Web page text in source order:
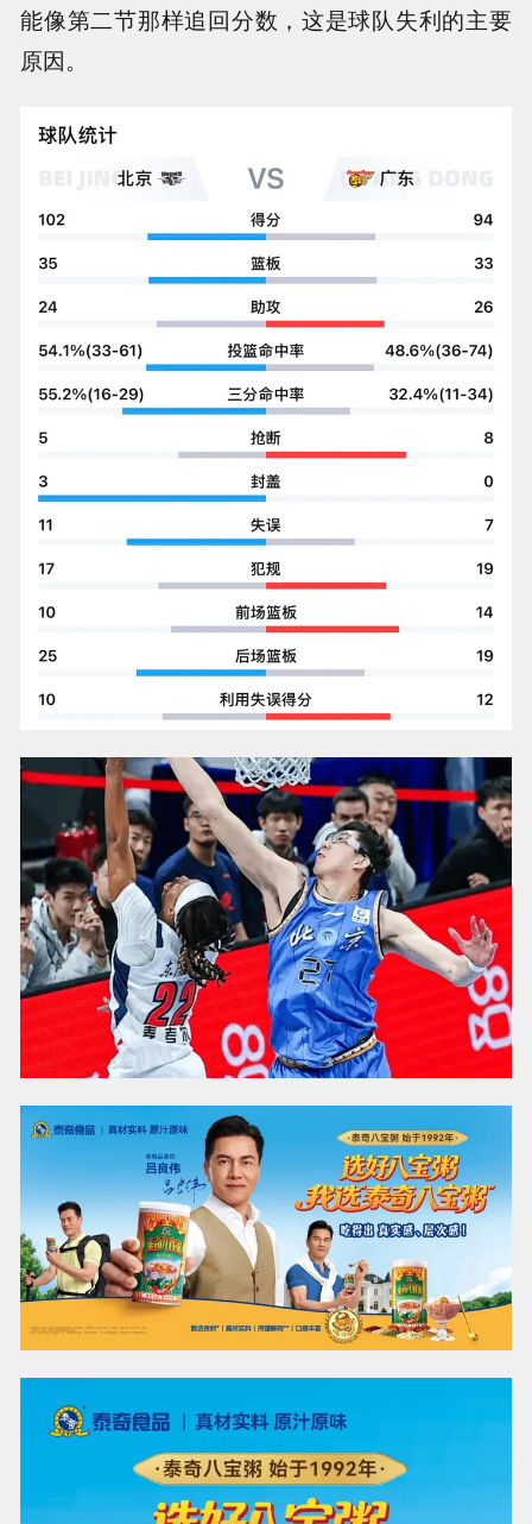
能像第二节那样追回分数，这是球队失利的主要
原因。